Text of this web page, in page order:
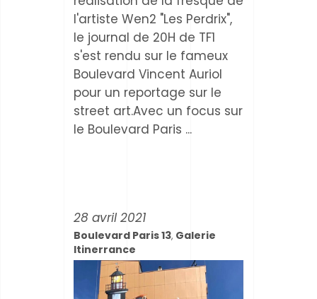
l'artiste Wen2 "Les Perdrix",
le journal de 20H de TF1
s'est rendu sur le fameux
Boulevard Vincent Auriol
pour un reportage sur le
street art.Avec un focus sur
le Boulevard Paris
28 avril 2021
Boulevard Paris 13, Galerie
Itinerrance